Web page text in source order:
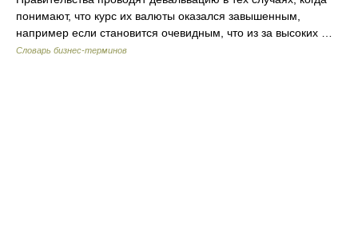
понимают, что курс их валюты оказался завышенным,
например если становится очевидным, что из за высоких …
Словарь бизнес-терминов